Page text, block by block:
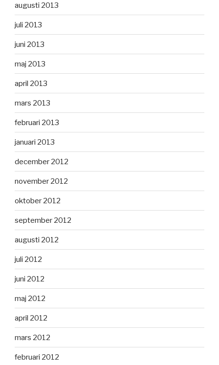
augusti 2013
juli 2013
juni 2013
maj 2013
april 2013
mars 2013
februari 2013
januari 2013
december 2012
november 2012
oktober 2012
september 2012
augusti 2012
juli 2012
juni 2012
maj 2012
april 2012
mars 2012
februari 2012